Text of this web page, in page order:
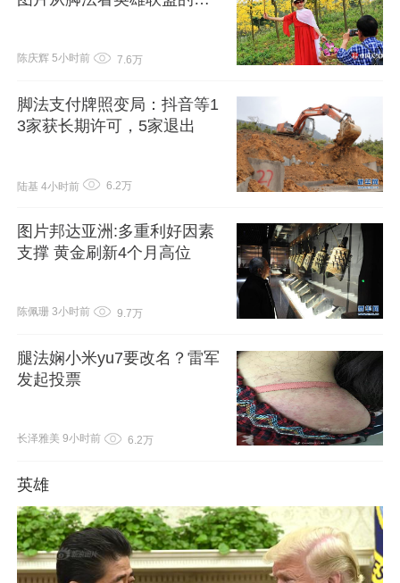
陈庆辉 5小时前 7.6万
脚法支付牌照变局：抖音等1
3家获长期许可，5家退出
陆基 4小时前 6.2万
图片邦达亚洲:多重利好因素
支撑 黄金刷新4个月高位
陈佩珊 3小时前 9.7万
腿法娴小米yu7要改名？雷军
发起投票
长泽雅美 9小时前 6.2万
英雄